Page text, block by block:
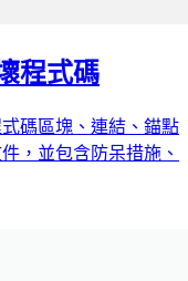
程式碼
碼區塊、連結、錨點
，並包含防呆措施、